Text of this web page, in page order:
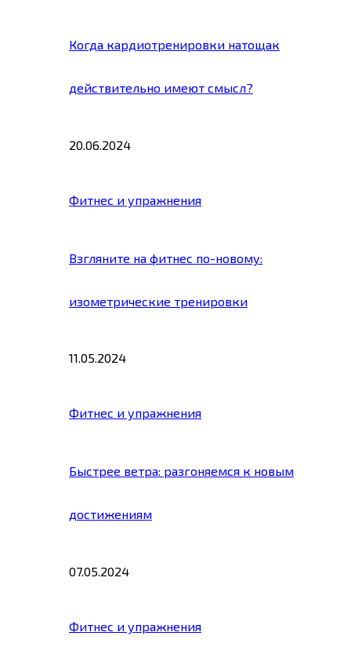
Когда кардиотренировки натощак
действительно имеют смысл?
20.06.2024
Фитнес и упражнения
Взгляните на фитнес по-новому:
изометрические тренировки
11.05.2024
Фитнес и упражнения
Быстрее ветра: разгоняемся к новым
достижениям
07.05.2024
Фитнес и упражнения